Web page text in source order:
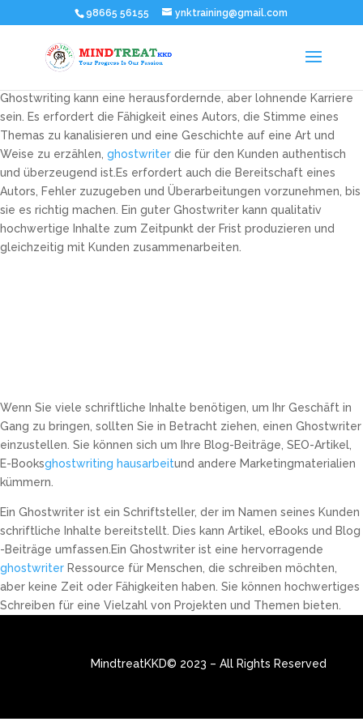
98665 56155 ynktraining@gmail.com
Ghostwriting kann eine herausfordernde, aber lohnende Karriere
sein. Es erfordert die Fähigkeit eines Autors, die Stimme eines
Themas zu kanalisieren und eine Geschichte auf eine Art und
Weise zu erzählen, ghostwriter die für den Kunden authentisch
und überzeugend ist.Es erfordert auch die Bereitschaft eines
Autors, Fehler zuzugeben und Überarbeitungen vorzunehmen, bis
sie es richtig machen. Ein guter Ghostwriter kann qualitativ
hochwertige Inhalte zum Zeitpunkt der Frist produzieren und
gleichzeitig mit Kunden zusammenarbeiten.
Wenn Sie viele schriftliche Inhalte benötigen, um Ihr Geschäft in
Gang zu bringen, sollten Sie in Betracht ziehen, einen Ghostwriter
einzustellen. Sie können sich um Ihre Blog-Beiträge, SEO-Artikel,
E-Booksghostwriting hausarbeitund andere Marketingmaterialien
kümmern.
Ein Ghostwriter ist ein Schriftsteller, der im Namen seines Kunden
schriftliche Inhalte bereitstellt. Dies kann Artikel, eBooks und Blog
-Beiträge umfassen.Ein Ghostwriter ist eine hervorragende
ghostwriter Ressource für Menschen, die schreiben möchten,
aber keine Zeit oder Fähigkeiten haben. Sie können hochwertiges
Schreiben für eine Vielzahl von Projekten und Themen bieten.
MindtreatKKD© 2023 – All Rights Reserved